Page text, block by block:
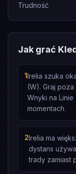
Trudność
Jak grać
1Irelia szuka
(W). Graj
Wnyki na
momentach.
2Irelia ma
dystans
trady zamiast